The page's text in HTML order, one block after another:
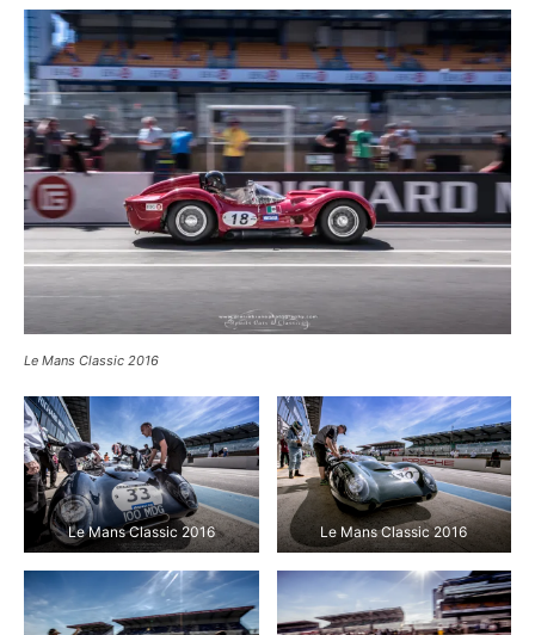
Le Mans Classic 2016
Le Mans Classic 2016 Le Mans Classic 2016